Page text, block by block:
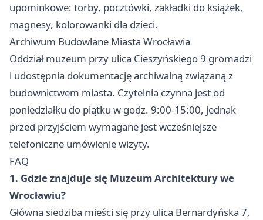
upominkowe: torby, pocztówki, zakładki do książek,
magnesy, kolorowanki dla dzieci.
Archiwum Budowlane Miasta Wrocławia
Oddział muzeum przy ulica Cieszyńskiego 9 gromadzi
i udostępnia dokumentację archiwalną związaną z
budownictwem miasta. Czytelnia czynna jest od
poniedziałku do piątku w godz. 9:00-15:00, jednak
przed przyjściem wymagane jest wcześniejsze
telefoniczne umówienie wizyty.
FAQ
1. Gdzie znajduje się Muzeum Architektury we
Wrocławiu?
Główna siedziba mieści się przy ulica Bernardyńska 7,